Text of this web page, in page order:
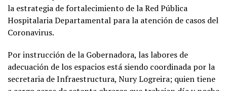
la estrategia de fortalecimiento de la Red Pública
Hospitalaria Departamental para la atención de casos del
Coronavirus.
Por instrucción de la Gobernadora, las labores de
adecuación de los espacios está siendo coordinada por la
secretaria de Infraestructura, Nury Logreira; quien tiene